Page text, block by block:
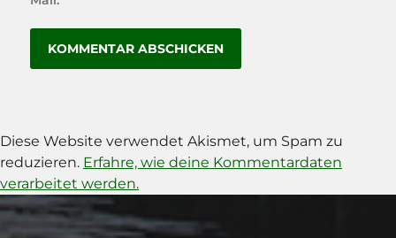
Diese Website verwendet Akismet, um Spam zu
reduzieren. Erfahre, wie deine Kommentardaten
verarbeitet werden.